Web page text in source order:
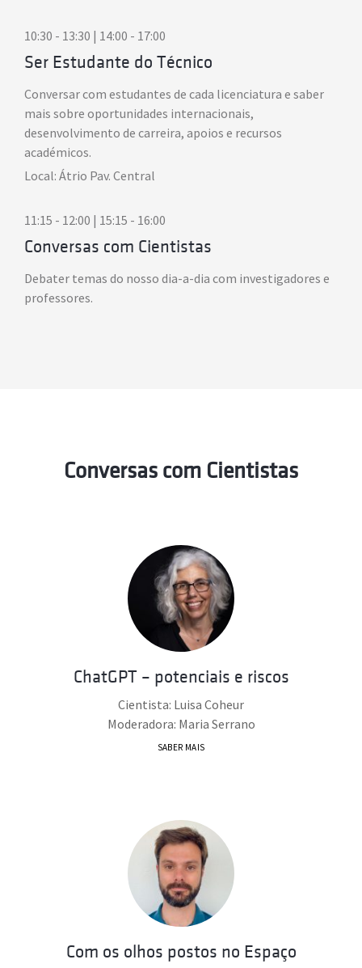
10:30 - 13:30 | 14:00 - 17:00
Ser Estudante do Técnico
Conversar com estudantes de cada licenciatura e saber
mais sobre oportunidades internacionais,
desenvolvimento de carreira, apoios e recursos
académicos.
Local: Átrio Pav. Central
11:15 - 12:00 | 15:15 - 16:00
Conversas com Cientistas
Debater temas do nosso dia-a-dia com investigadores e
professores.
Conversas com Cientistas
ChatGPT – potenciais e riscos
Cientista: Luisa Coheur
Moderadora: Maria Serrano
SABER MAIS
Com os olhos postos no Espaço